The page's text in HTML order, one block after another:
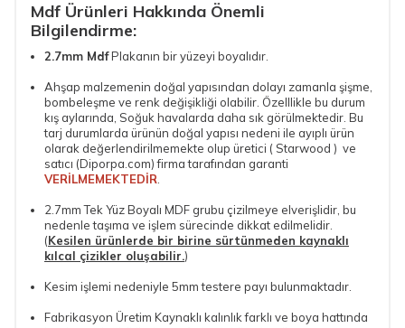
Mdf Ürünleri Hakkında Önemli
Bilgilendirme:
2.7mm MdfPlakanın bir yüzeyi boyalıdır.
Ahşap malzemenin doğal yapısından dolayı zamanla şişme,
bombeleşme ve renk değişikliği olabilir. Özelllikle bu durum
kış aylarında, Soğuk havalarda daha sık görülmektedir. Bu
tarj durumlarda ürünün doğal yapısı nedeni ile ayıplı ürün
olarak değerlendirilmemekte olup üretici ( Starwood ) ve
satıcı (Diporpa.com) firma tarafından garanti
VERİLMEMEKTEDİR
2.7mm Tek Yüz Boyalı MDF grubu çizilmeye elverişlidir, bu
nedenle taşıma ve işlem sürecinde dikkat edilmelidir.
(Kesilen ürünlerde bir birine sürtünmeden kaynaklı
kılcal çizikler oluşabilir.)
Kesim işlemi nedeniyle 5mm testere payı bulunmaktadır.
Fabrikasyon Üretim Kaynaklı kalınlık farklı ve boya hattında